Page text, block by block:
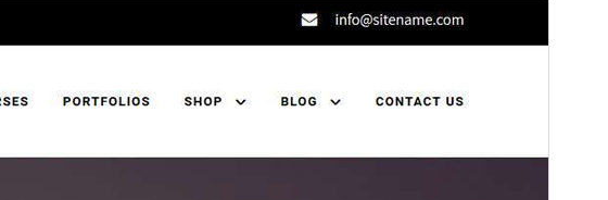
Завантажити
Active installations
100+
PHP version
7.2